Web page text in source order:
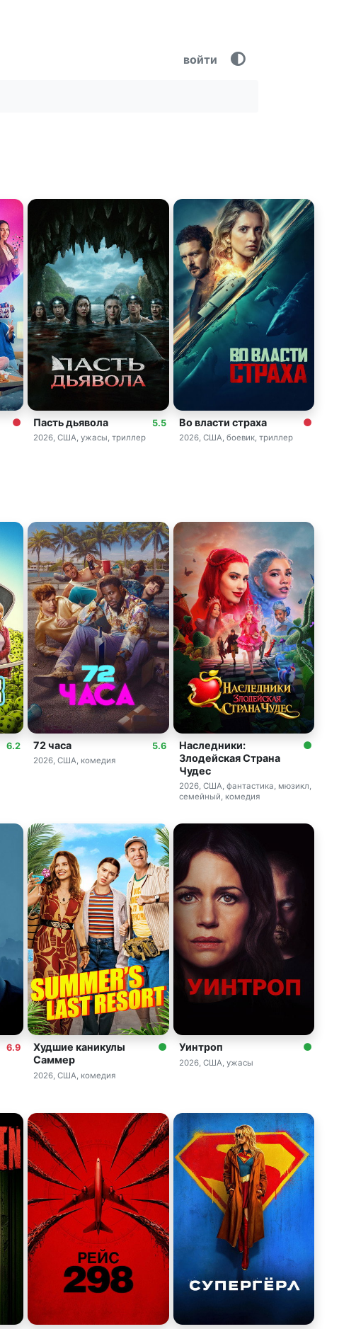
войти
5.5
Пасть дьявола
2026, США, ужасы, триллер
Во власти страха
2026, США, боевик, триллер
6.2 5.6
72 часа
2026, США, комедия
Наследники:
Злодейская Страна
Чудес
2026, США, фантастика, мюзикл,
семейный, комедия
6.9
Худшие каникулы
Саммер
2026, США, комедия
Уинтроп
2026, США, ужасы